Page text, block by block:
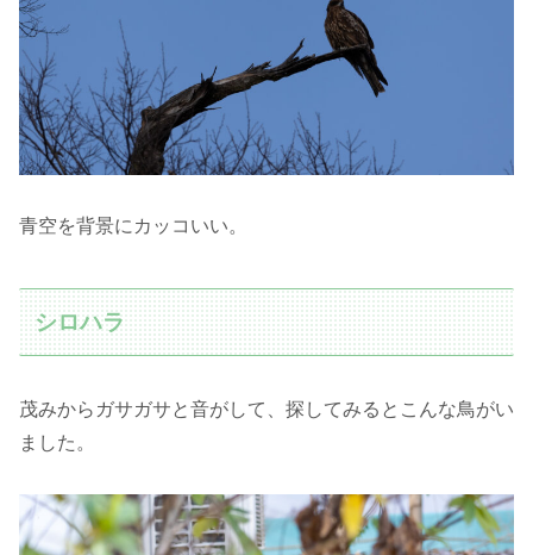
青空を背景にカッコいい。
シロハラ
茂みからガサガサと音がして、探してみるとこんな鳥がい
ました。